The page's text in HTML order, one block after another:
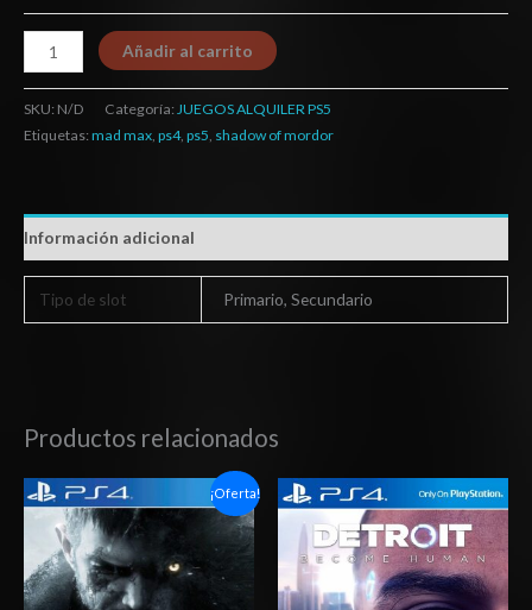
Añadir al carrito
SKU: N/D Categoría: JUEGOS ALQUILER PS5
Etiquetas: mad max, ps4, ps5, shadow of mordor
Información adicional
Tipo de slot Primario, Secundario
Productos relacionados
¡Oferta!
Rango
de
precios:
desde
$6.03
hasta
$10.03
Rango
de
precios:
desde
$10.03
hasta
$15.03